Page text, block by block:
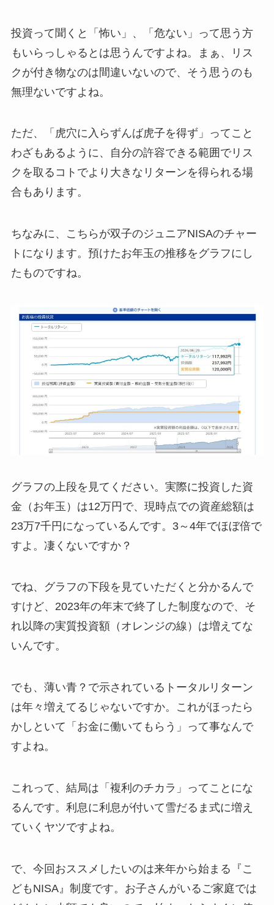
投資って聞くと「怖い」、「危ない」って思う方
もいらっしゃるとは思うんですよね。まぁ、リス
クが付き物なのは間違いないので、そう思うのも
無理ないですよね。
ただ、「虎穴に入らずんば虎子を得ず」ってこと
わざもあるように、自分の許容できる範囲でリス
クを取るコトでより大きなリターンを得られる場
合もあります。
ちなみに、こちらが双子のジュニアNISAのチャー
トになります。預けたお年玉の推移をグラフにし
たものですね。
グラフの上段を見てください。実際に投資した資
金（お年玉）は12万円で、現時点での資産総額は
23万7千円になっているんです。3～4年でほぼ倍で
すよ。凄くないですか？
でね、グラフの下段を見ていただくと分かるんで
すけど、2023年の年末で終了した制度なので、そ
れ以降の実質投資額（オレンジの線）は増えてな
いんです。
でも、薄い青？で示されているトータルリターン
は年々増えてるじゃないですか。これがほったら
かしといて「お金に働いてもらう」って事なんで
すよね。
これって、結局は「複利のチカラ」ってことにな
るんです。利息に利息が付いて雪だるま式に増え
ていくヤツですよね。
で、今回おススメしたいのは来年から始まる『こ
どもNISA』制度です。お子さんがいるご家庭では